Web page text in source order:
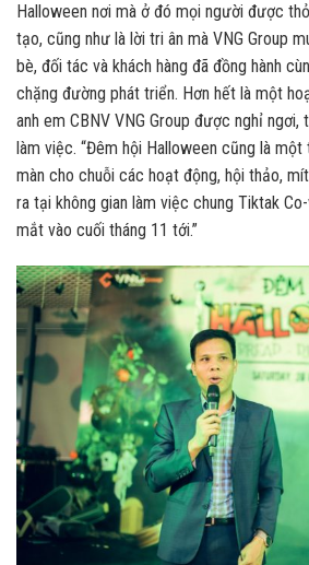
Halloween nơi mà ở đó mọi người được
tạo, cũng như là lời tri ân mà VNG Group
bè, đối tác và khách hàng đã đồng hành
chặng đường phát triển. Hơn hết là một
anh em CBNV VNG Group được nghỉ ngơi,
làm việc. “Đêm hội Halloween cũng là
màn cho chuỗi các hoạt động, hội thảo,
ra tại không gian làm việc chung Tiktak
mắt vào cuối tháng 11 tới.”